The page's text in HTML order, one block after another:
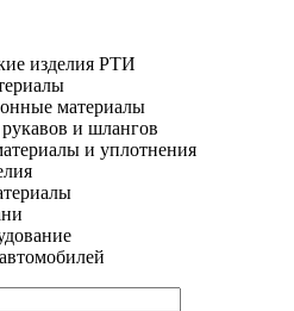
изделия РТИ
материалы
и шлангов
и уплотнения